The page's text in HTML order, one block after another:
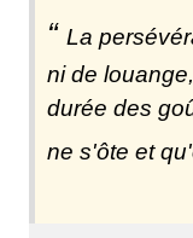
La
ni de
durée des
ne s'ôte et